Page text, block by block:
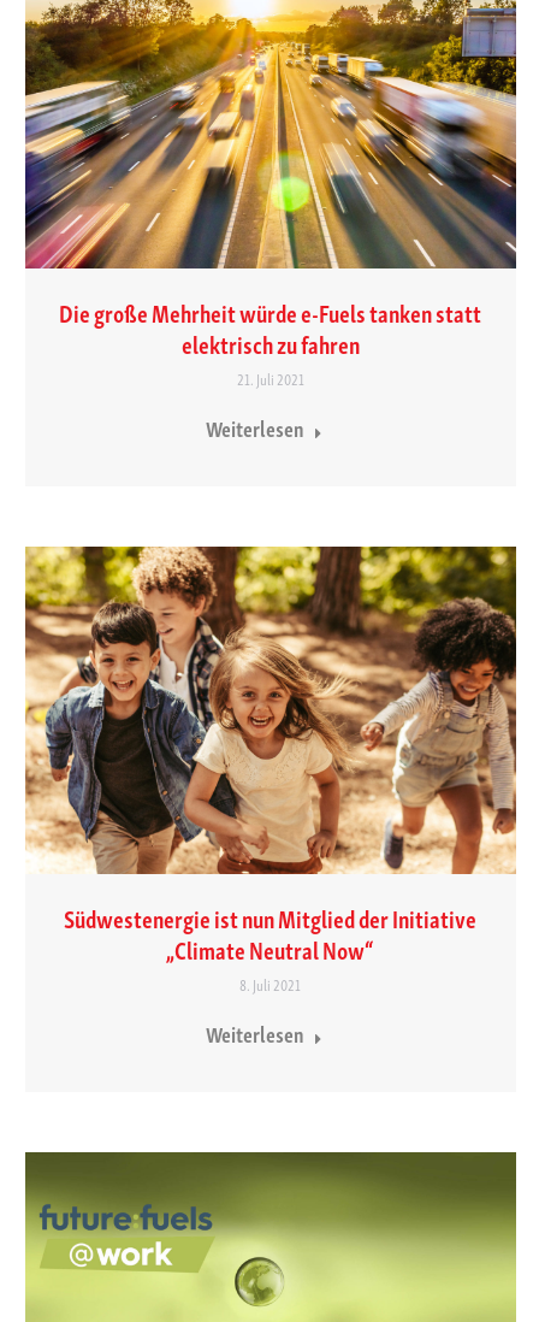
Die große Mehrheit würde e-Fuels tanken statt
elektrisch zu fahren
21. Juli 2021
Weiterlesen
Südwestenergie ist nun Mitglied der Initiative
„Climate Neutral Now“
8. Juli 2021
Weiterlesen